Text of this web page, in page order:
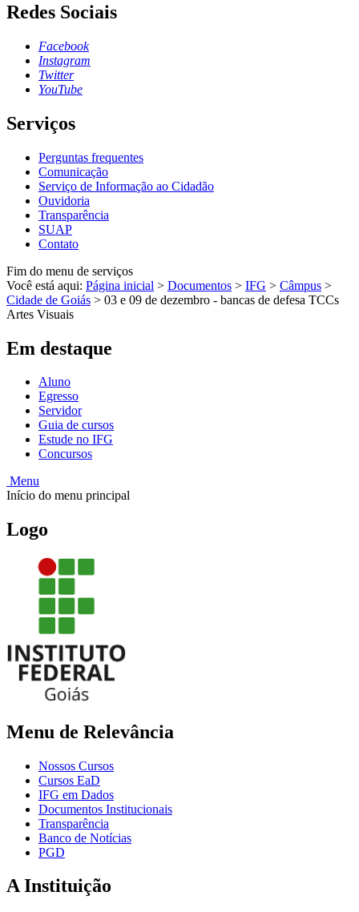
Redes Sociais
Facebook
Instagram
Twitter
YouTube
Serviços
Perguntas frequentes
Comunicação
Serviço de Informação ao Cidadão
Ouvidoria
Transparência
SUAP
Contato
Fim do menu de serviços
Você está aqui: Página inicial > Documentos > IFG > Câmpus >
Cidade de Goiás > 03 e 09 de dezembro - bancas de defesa TCCs
Artes Visuais
Em destaque
Aluno
Egresso
Servidor
Guia de cursos
Estude no IFG
Concursos
Menu
Início do menu principal
Logo
Menu de Relevância
Nossos Cursos
Cursos EaD
IFG em Dados
Documentos Institucionais
Transparência
Banco de Notícias
PGD
A Instituição